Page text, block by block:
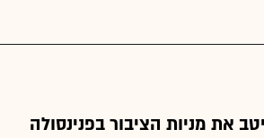
את מניות הציבור בפנינסולה